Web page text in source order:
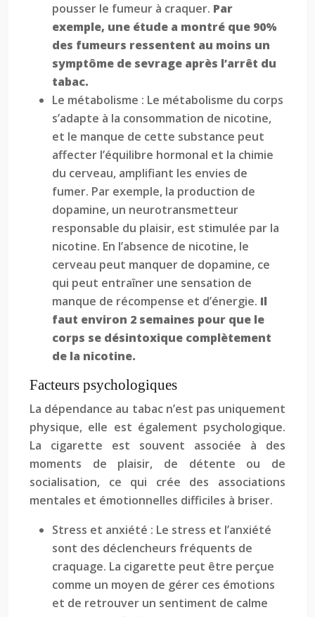
pousser le fumeur à craquer. Par
exemple, une étude a montré que 90%
des fumeurs ressentent au moins un
symptôme de sevrage après l’arrêt du
tabac.
Le métabolisme : Le métabolisme du corps
s’adapte à la consommation de nicotine,
et le manque de cette substance peut
affecter l’équilibre hormonal et la chimie
du cerveau, amplifiant les envies de
fumer. Par exemple, la production de
dopamine, un neurotransmetteur
responsable du plaisir, est stimulée par la
nicotine. En l’absence de nicotine, le
cerveau peut manquer de dopamine, ce
qui peut entraîner une sensation de
manque de récompense et d’énergie. Il
faut environ 2 semaines pour que le
corps se désintoxique complètement
de la nicotine.
Facteurs psychologiques
La dépendance au tabac n’est pas uniquement
physique, elle est également psychologique.
La cigarette est souvent associée à des
moments de plaisir, de détente ou de
socialisation, ce qui crée des associations
mentales et émotionnelles difficiles à briser.
Stress et anxiété : Le stress et l’anxiété
sont des déclencheurs fréquents de
craquage. La cigarette peut être perçue
comme un moyen de gérer ces émotions
et de retrouver un sentiment de calme